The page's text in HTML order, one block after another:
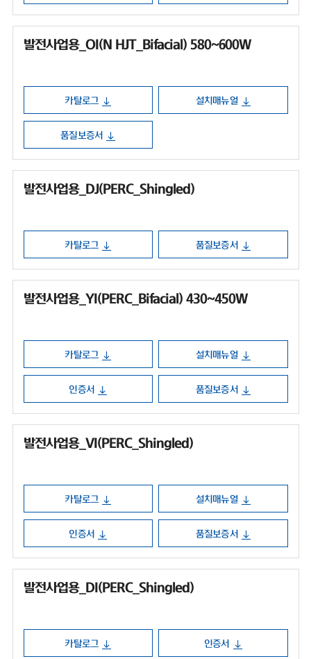
발전사업용_OI(N HJT_Bifacial) 580~600W
카탈로그 설치매뉴얼
품질보증서
발전사업용_DJ(PERC_Shingled)
카탈로그 품질보증서
발전사업용_YI(PERC_Bifacial) 430~450W
카탈로그 설치매뉴얼
인증서 품질보증서
발전사업용_VI(PERC_Shingled)
카탈로그 설치매뉴얼
인증서 품질보증서
발전사업용_DI(PERC_Shingled)
카탈로그 인증서